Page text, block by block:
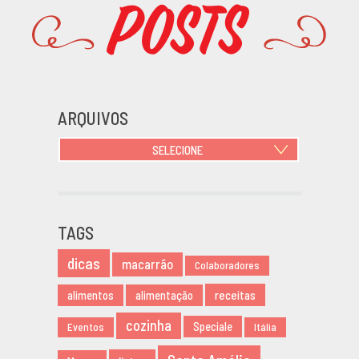
Posts
ARQUIVOS
SELECIONE
NOVEMBRO 2019
AGOSTO 2019
MARÇO 2019
FEVEREIRO 2019
JANEIRO 2019
TAGS
dicas macarrão Colaboradores
alimentos alimentação receitas
Eventos cozinha Speciale Itália